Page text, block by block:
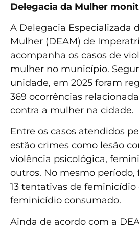
Delegacia da Mulher
A Delegacia Especializada
Mulher (DEAM) de
acompanha os casos de
mulher no município.
unidade, em 2025 foram
369 ocorrências
contra a mulher na cidade.
Entre os casos atendidos
estão crimes como lesão
violência psicológica,
outros. No mesmo período,
13 tentativas de feminicídio
feminicídio consumado.
Ainda de acordo com a